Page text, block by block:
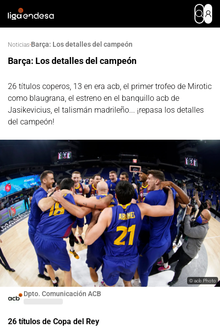
Noticias·Barça: Los detalles del campeón
Barça: Los detalles del campeón
26 títulos coperos, 13 en era acb, el primer trofeo de Mirotic
como blaugrana, el estreno en el banquillo acb de
Jasikevicius, el talismán madrileño... ¡repasa los detalles
del campeón!
Dpto. Comunicación ACB
©acb Photo
26 títulos de Copa del Rey